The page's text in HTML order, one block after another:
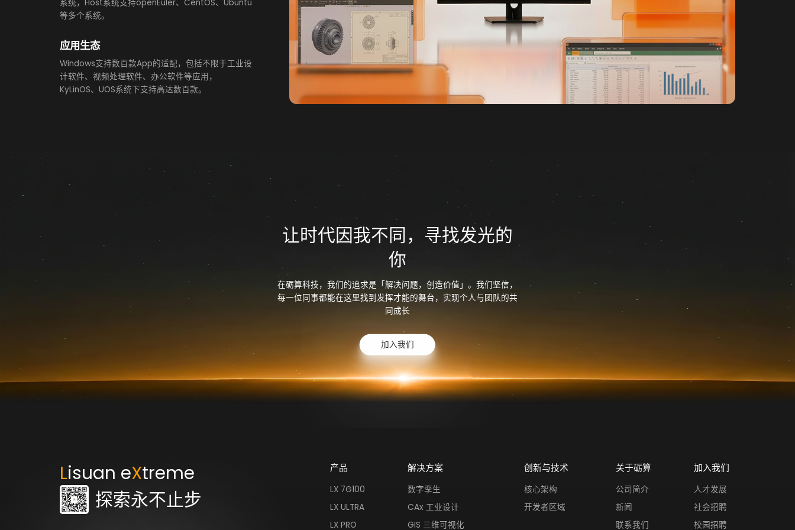
系统，Host系统支持openEuler、CentOS、Ubuntu
等多个系统。
应用生态
Windows支持数百款App的适配，包括不限于工业设
计软件、视频处理软件、办公软件等应用，
KyLinOS、UOS系统下支持高达数百款。
让时代因我不同，寻找发光的
你
在砺算科技，我们的追求是「解决问题，创造价值」。我们坚信，
每一位同事都能在这里找到发挥才能的舞台，实现个人与团队的共
同成长
加入我们
Lisuan eXtreme
探索永不止步
产品
LX 7G100
LX ULTRA
LX PRO
解决方案
数字孪生
CAx 工业设计
GIS 三维可视化
创新与技术
核心架构
开发者区域
关于砺算
公司简介
新闻
联系我们
加入我们
人才发展
社会招聘
校园招聘